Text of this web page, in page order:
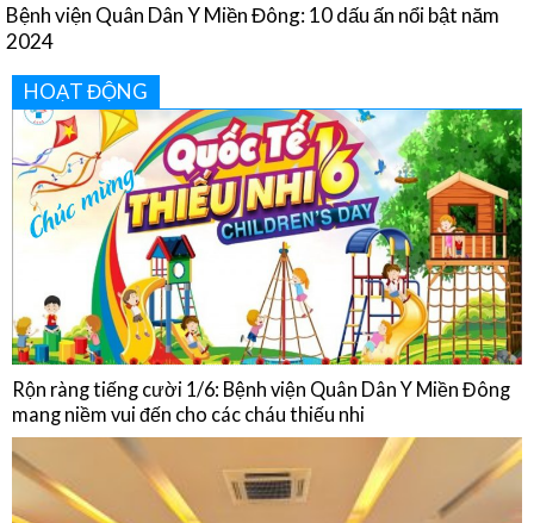
Bệnh viện Quân Dân Y Miền Đông: 10 dấu ấn nổi bật năm
2024
HOẠT ĐỘNG
Rộn ràng tiếng cười 1/6: Bệnh viện Quân Dân Y Miền Đông
mang niềm vui đến cho các cháu thiếu nhi